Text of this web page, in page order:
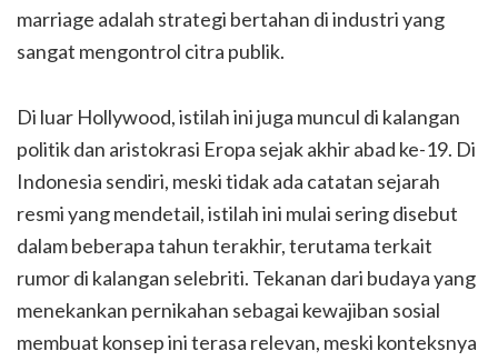
marriage adalah strategi bertahan di industri yang
sangat mengontrol citra publik.
Di luar Hollywood, istilah ini juga muncul di kalangan
politik dan aristokrasi Eropa sejak akhir abad ke-19. Di
Indonesia sendiri, meski tidak ada catatan sejarah
resmi yang mendetail, istilah ini mulai sering disebut
dalam beberapa tahun terakhir, terutama terkait
rumor di kalangan selebriti. Tekanan dari budaya yang
menekankan pernikahan sebagai kewajiban sosial
membuat konsep ini terasa relevan, meski konteksnya